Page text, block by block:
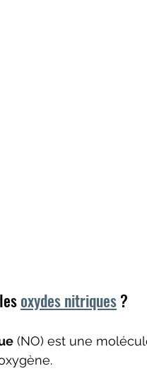
oxydes nitriques ?
(NO) est une